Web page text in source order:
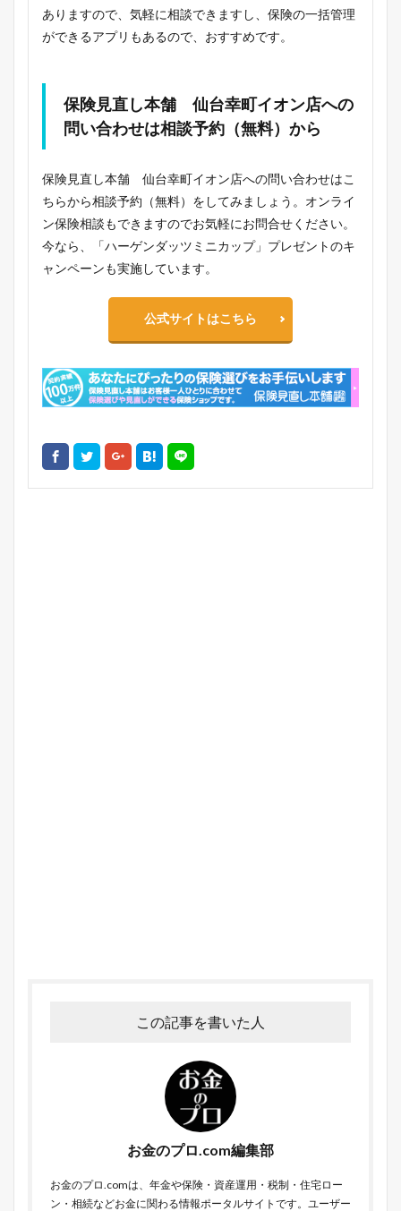
ありますので、気軽に相談できますし、保険の一括管理
ができるアプリもあるので、おすすめです。
保険見直し本舗 仙台幸町イオン店への
問い合わせは相談予約（無料）から
保険見直し本舗 仙台幸町イオン店への問い合わせはこ
ちらから相談予約（無料）をしてみましょう。オンライ
ン保険相談もできますのでお気軽にお問合せください。
今なら、「ハーゲンダッツミニカップ」プレゼントのキ
ャンペーンも実施しています。
公式サイトはこちら
この記事を書いた人
お金のプロ.com編集部
お金のプロ.comは、年金や保険・資産運用・税制・住宅ロー
ン・相続などお金に関わる情報ポータルサイトです。ユーザー